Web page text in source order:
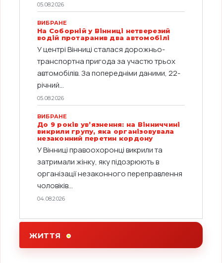
05.08.2026
ВИБРАНЕ
На Соборній у Вінниці нетверезий
водій протаранив два автомобілі
У центрі Вінниці сталася дорожньо-
транспортна пригода за участю трьох
автомобілів. За попередніми даними, 22-
річний...
05.08.2026
ВИБРАНЕ
До 9 років ув’язнення: на Вінниччині
викрили групу, яка організовувала
незаконний перетин кордону
У Вінниці правоохоронці викрили та
затримали жінку, яку підозрюють в
організації незаконного переправлення
чоловіків...
04.08.2026
ЖИТТЯ